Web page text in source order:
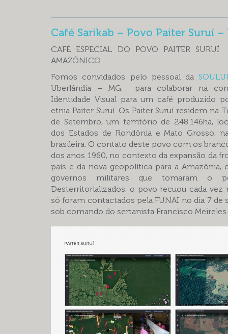
Café Sarikab – Povo Paiter Suruí –
CAFÉ ESPECIAL DO POVO PAITER SURUÍ
AMAZÔNICO
Fomos convidados pelo pessoal da
Uberlândia – MG, para colaborar na
Identidade Visual para um café produzido
etnia Paiter Suruí. Os Paiter Suruí residem na
de Setembro, um território de 248.146ha,
dos Estados de Rondônia e Mato Grosso,
brasileira. O contato deste povo com os
dos anos 1960, no contexto da expansão da
país e da nova geopolítica para a Amazônia,
governos militares que tomaram o
Desterritorializados, o povo recuou cada vez
só foram contactados pela FUNAI no dia 7 de
sob comando do sertanista Francisco Meireles.